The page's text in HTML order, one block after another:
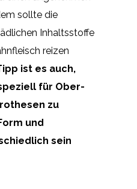
sollte die
Inhaltsstoffe
reizen
ist es auch,
für Ober-
zu
und
sein